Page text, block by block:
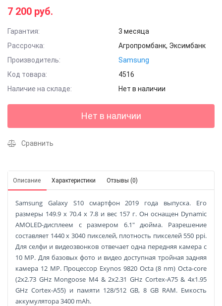
7 200 руб.
Гарантия:
3 месяца
Рассрочка:
Агропромбанк, Эксимбанк
Производитель:
Samsung
Код товара:
4516
Наличие на складе:
Нет в наличии
Нет в наличии
Сравнить
Описание Характеристики Отзывы (0)
Samsung Galaxy S10 смартфон 2019 года выпуска. Его
размеры 149.9 x 70.4 x 7.8 и вес 157 г. Он оснащен Dynamic
AMOLED-дисплеем с размером 6.1" дюйма. Разрешение
составляет 1440 x 3040 пикселей, плотность пикселей 550 ppi.
Для селфи и видеозвонков отвечает одна передняя камера с
10 MP. Для базовых фото и видео доступная тройная задняя
камера 12 MP. Процессор Exynos 9820 Octa (8 nm) Octa-core
(2x2.73 GHz Mongoose M4 & 2x2.31 GHz Cortex-A75 & 4x1.95
GHz Cortex-A55) и памяти 128/512 GB, 8 GB RAM. Емкость
аккумулятора 3400 mAh.